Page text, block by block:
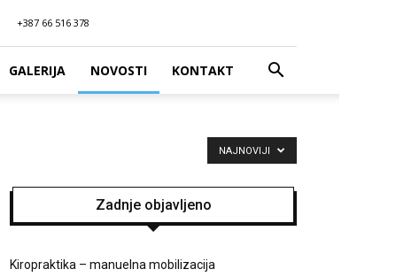
+387 66 516 378
GALERIJA NOVOSTI KONTAKT
NAJNOVIJI
Zadnje objavljeno
Kiropraktika – manuelna mobilizacija